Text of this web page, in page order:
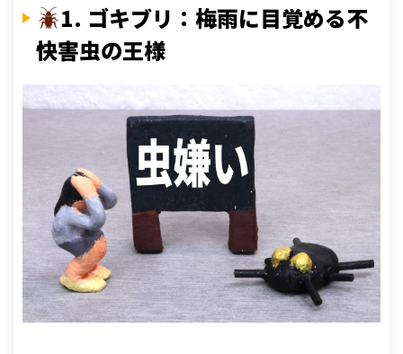
1. ゴキブリ：梅雨に目覚める不
快害虫の王様